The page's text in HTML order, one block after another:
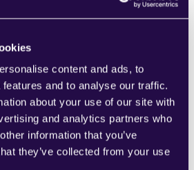
content and ads, to
and to analyse our traffic.
about your use of our site with
and analytics partners who
information that you’ve
they’ve collected from your use
verstehen